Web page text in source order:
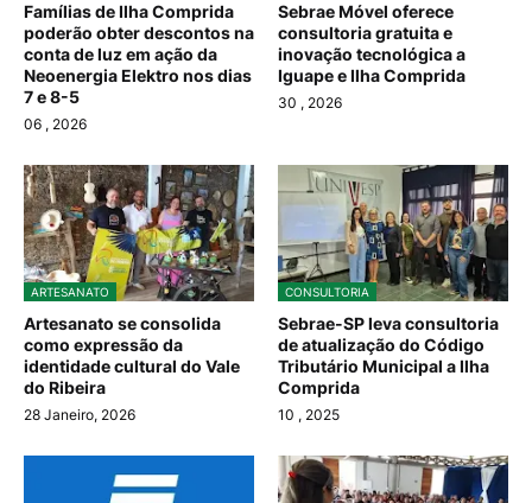
Famílias de Ilha Comprida
poderão obter descontos na
conta de luz em ação da
Neoenergia Elektro nos dias
7 e 8-5
06 , 2026
Sebrae Móvel oferece
consultoria gratuita e
inovação tecnológica a
Iguape e Ilha Comprida
30 , 2026
ARTESANATO
Artesanato se consolida
como expressão da
identidade cultural do Vale
do Ribeira
28 Janeiro, 2026
CONSULTORIA
Sebrae-SP leva consultoria
de atualização do Código
Tributário Municipal a Ilha
Comprida
10 , 2025